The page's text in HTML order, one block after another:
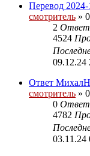
Перевод 2024-
смотритель »
2
4524
09.12.24
Ответ
смотритель »
0
4782
03.11.24